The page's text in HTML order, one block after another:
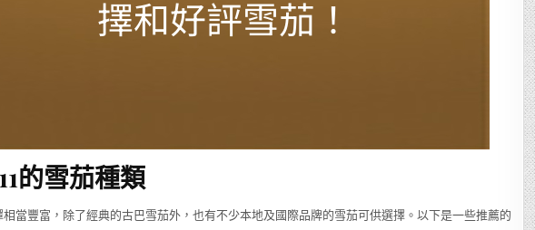
好
評
雪
的雪茄種類
相當豐富，除了經典的古巴雪茄外，也有不少本地及國際品牌的雪茄可供選擇。以下是一些推薦的